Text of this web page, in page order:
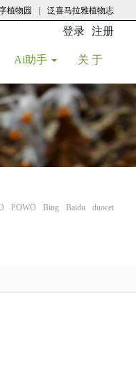
植物园 泛喜马拉雅植物志
登录 注册
Ai助手 关 于
POWO Bing Baidu duocet